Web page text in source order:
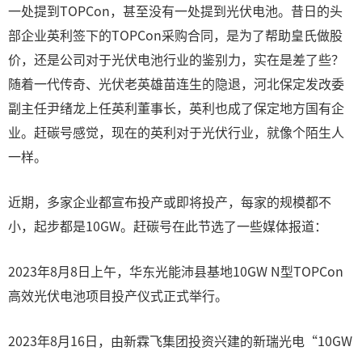
一处提到TOPCon，甚至没有一处提到光伏电池。昔日的头
部企业英利签下的TOPCon采购合同，是为了帮助皇氏做股
价，还是公司对于光伏电池行业的鉴别力，实在是差了些？
随着一代传奇、光伏老英雄苗连生的隐退，河北保定发改委
副主任尹绪龙上任英利董事长，英利也成了保定地方国有企
业。赶碳号感觉，现在的英利对于光伏行业，就像个陌生人
一样。
近期，多家企业都宣布投产或即将投产，每家的规模都不
小，起步都是10GW。赶碳号在此节选了一些媒体报道：
2023年8月8日上午，华东光能沛县基地10GW N型TOPCon
高效光伏电池项目投产仪式正式举行。
2023年8月16日，由新霖飞集团投资兴建的新瑞光电“10GW